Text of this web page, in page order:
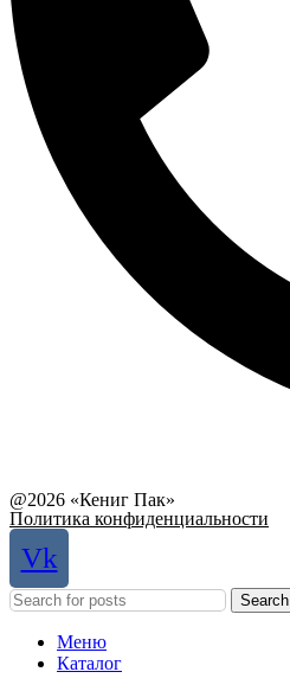
@2026 «Кениг Пак»
Политика конфиденциальности
Vk
Search
Меню
Каталог